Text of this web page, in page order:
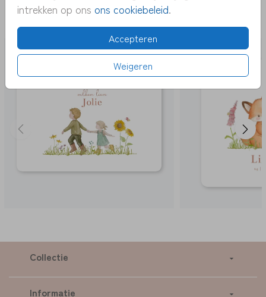
intrekken op ons ons cookiebeleid.
Accepteren
Weigeren
DEZE KAARTEN VIND JE MISSCHIEN OOK
LEUK
Collectie
Informatie